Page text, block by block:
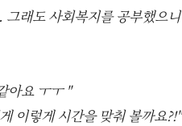
래도 사회복지를 공부했으니
아요 ㅜㅜ "
이렇게 시간을 맞춰 볼까요?!"